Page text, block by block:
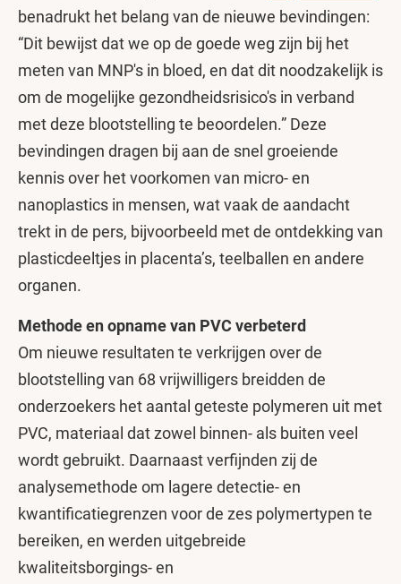
benadrukt het belang van de nieuwe bevindingen:
“Dit bewijst dat we op de goede weg zijn bij het
meten van MNP's in bloed, en dat dit noodzakelijk is
om de mogelijke gezondheidsrisico's in verband
met deze blootstelling te beoordelen.” Deze
bevindingen dragen bij aan de snel groeiende
kennis over het voorkomen van micro- en
nanoplastics in mensen, wat vaak de aandacht
trekt in de pers, bijvoorbeeld met de ontdekking van
plasticdeeltjes in placenta’s, teelballen en andere
organen.
Methode en opname van PVC verbeterd
Om nieuwe resultaten te verkrijgen over de
blootstelling van 68 vrijwilligers breidden de
onderzoekers het aantal geteste polymeren uit met
PVC, materiaal dat zowel binnen- als buiten veel
wordt gebruikt. Daarnaast verfijnden zij de
analysemethode om lagere detectie- en
kwantificatiegrenzen voor de zes polymertypen te
bereiken, en werden uitgebreide
kwaliteitsborgings- en